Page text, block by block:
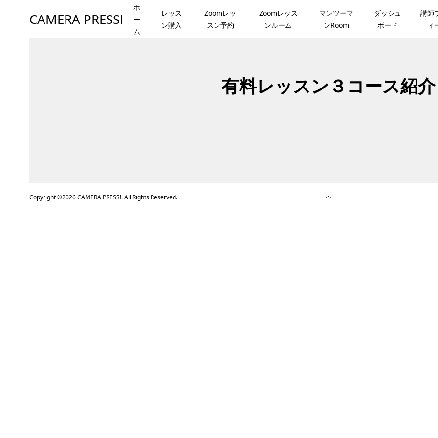
CAMERA PRESS!
ホ
ー
ム
レッス
ン購入
Zoomレッ
スン予約
Zoomレッス
ンルーム
マンツーマ
ンRoom
ダッシュ
ボード
講師
ィ
有料レッスン３コース紹介
Copyright ©2026CAMERA PRESS!. All Rights Reserved.